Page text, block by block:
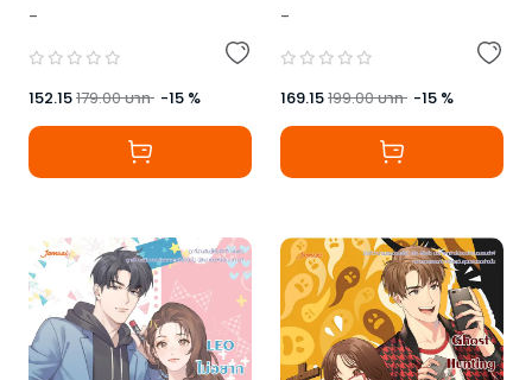
-
152.15179.00บาท -15 %
-
169.15199.00บาท -15 %